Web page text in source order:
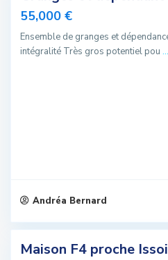
55,000 €
Ensemble de granges et
intégralité Très gros potentiel pou ...
Andréa Bernard
Maison F4 proche